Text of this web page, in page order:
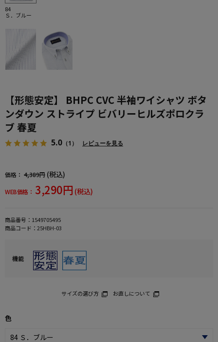
84
Ｓ．ブルー
【形態安定】 BHPC CVC 半袖ワイシャツ ボタ
ンダウン ストライプ ビバリーヒルズポロクラ
ブ 春夏
5.0 （1） レビューを見る
価格： 4,389円 (税込)
WEB価格： 3,290円 (税込)
商品番号： 1549705495
商品コード： 25HBH-03
機能
サイズの選び方 お直しについて
色